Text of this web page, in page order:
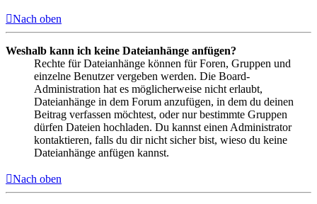
Nach oben
Weshalb kann ich keine Dateianhänge anfügen?
Rechte für Dateianhänge können für Foren, Gruppen und
einzelne Benutzer vergeben werden. Die Board-
Administration hat es möglicherweise nicht erlaubt,
Dateianhänge in dem Forum anzufügen, in dem du deinen
Beitrag verfassen möchtest, oder nur bestimmte Gruppen
dürfen Dateien hochladen. Du kannst einen Administrator
kontaktieren, falls du dir nicht sicher bist, wieso du keine
Dateianhänge anfügen kannst.
Nach oben